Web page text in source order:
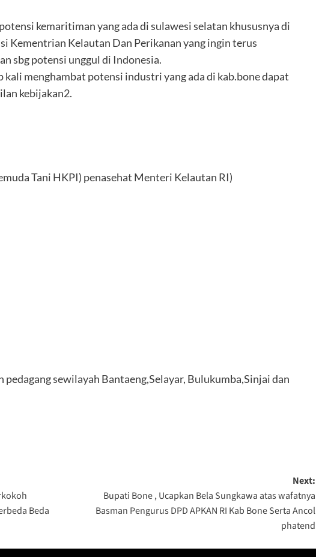
kemaritiman yang ada di sulawesi selatan khususnya di
Kementrian Kelautan Dan Perikanan yang ingin terus
sbg potensi unggul di Indonesia.
kali menghambat potensi industri yang ada di kab.bone dapat
kebijakan2.
Tani HKPI) penasehat Menteri Kelautan RI)
pedagang sewilayah Bantaeng,Selayar, Bulukumba,Sinjai dan
Beda
Next:
Bupati Bone , Ucapkan Bela Sungkawa atas wafatnya
Basman Pengurus DPD APKAN RI Kab Bone Serta Ancol
phatend